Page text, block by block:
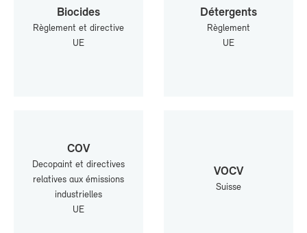
Bio­cides
Rè­gle­ment et di­rec­tive
UE
Dé­ter­gents
Rè­gle­ment
UE
COV
De­co­paint et di­rec­tives
re­la­tives aux émis­sions
in­dus­trielles
UE
VOCV
Suisse